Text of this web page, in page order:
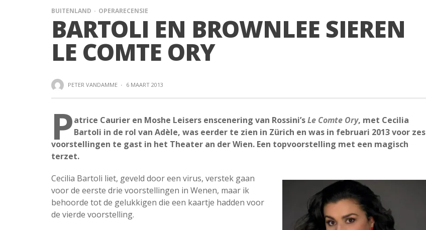
BUITENLAND OPERARECENSIE
BARTOLI EN BROWNLEE SIEREN
LE COMTE ORY
PETER VANDAMME · 6 MAART 2013
Patrice Caurier en Moshe Leisers enscenering van Rossini’sLe Comte Ory, met Cecilia
Bartoli in de rol van Adèle, was eerder te zien in Zürich en was in februari 2013 voor zes
voorstellingen te gast in het Theater an der Wien. Een topvoorstelling met een magisch
terzet.
Cecilia Bartoli liet, geveld door een virus, verstek gaan
voor de eerste drie voorstellingen in Wenen, maar ik
behoorde tot de gelukkigen die een kaartje hadden voor
de vierde voorstelling.